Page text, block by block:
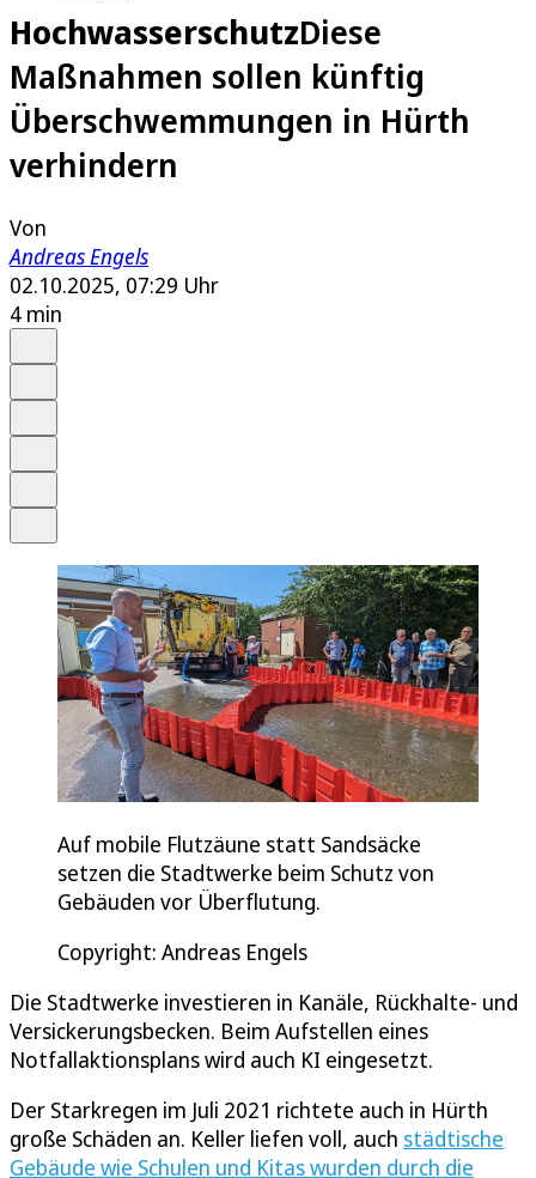
HochwasserschutzDiese
Maßnahmen sollen künftig
Überschwemmungen in Hürth
verhindern
Von
Andreas Engels
02.10.2025, 07:29 Uhr
4 min
Auf mobile Flutzäune statt Sandsäcke
setzen die Stadtwerke beim Schutz von
Gebäuden vor Überflutung.
Copyright: Andreas Engels
Die Stadtwerke investieren in Kanäle, Rückhalte- und
Versickerungsbecken. Beim Aufstellen eines
Notfallaktionsplans wird auch KI eingesetzt.
Der Starkregen im Juli 2021 richtete auch in Hürth
große Schäden an. Keller liefen voll, auch städtische
Gebäude wie Schulen und Kitas wurden durch die